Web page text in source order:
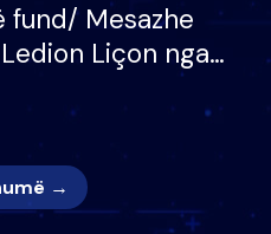
fund/ Mesazhe
Liçon nga
tij, moderatori
Nuk meritoj…
→